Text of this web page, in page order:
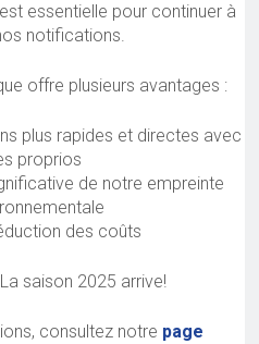
essentielle pour continuer à
notifications.
offre plusieurs avantages :
plus rapides et directes avec
proprios
de notre empreinte
des coûts
saison 2025 arrive!
consultez notre page